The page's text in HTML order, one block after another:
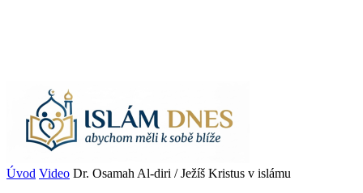
Úvod Video Dr. Osamah Al-diri / Ježíš Kristus v islámu